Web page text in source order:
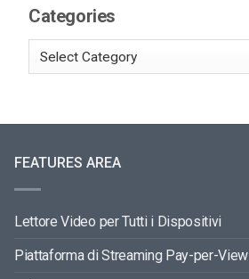
Categories
FEATURES AREA
Lettore Video per Tutti i Dispositivi
Piattaforma di Streaming Pay-per-View